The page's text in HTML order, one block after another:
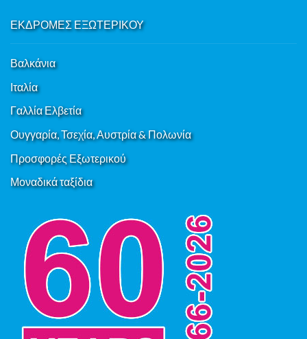
ΕΚΔΡΟΜΕΣ ΕΞΩΤΕΡΙΚΟΥ
Βαλκάνια
Ιταλία
Γαλλία Ελβετία
Ουγγαρία, Τσεχία, Αυστρία & Πολωνία
Προσφορές Εξωτερικού
Μοναδικά ταξίδια